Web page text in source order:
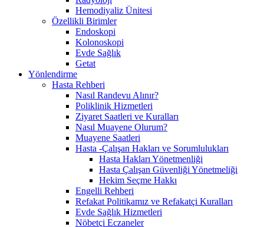
Hemodiyaliz Ünitesi
Özellikli Birimler
Endoskopi
Kolonoskopi
Evde Sağlık
Getat
Yönlendirme
Hasta Rehberi
Nasıl Randevu Alınır?
Poliklinik Hizmetleri
Ziyaret Saatleri ve Kuralları
Nasıl Muayene Olurum?
Muayene Saatleri
Hasta -Çalışan Hakları ve Sorumlulukları
Hasta Hakları Yönetmenliği
Hasta Çalışan Güvenliği Yönetmeliği
Hekim Seçme Hakkı
Engelli Rehberi
Refakat Politikamız ve Refakatçi Kuralları
Evde Sağlık Hizmetleri
Nöbetçi Eczaneler